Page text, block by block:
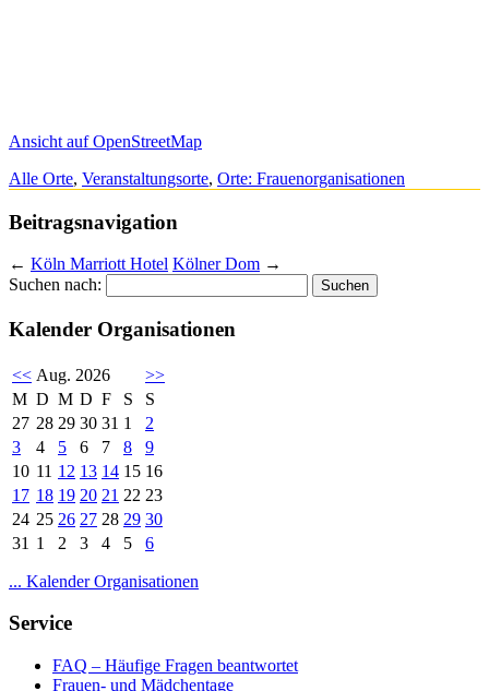
Ansicht auf OpenStreetMap
Alle Orte, Veranstaltungsorte, Orte: Frauenorganisationen
Beitragsnavigation
← Köln Marriott Hotel Kölner Dom →
Suchen nach:
Kalender Organisationen
<< Aug. 2026
>>
M D M D F S
S
27 28 29 30 31 1
2
3
4 5 6 7 8
9
10 11 12 13 14 15 16
17 18 19 20 21 22 23
24 25 26 27 28 29 30
31 1 2 3 4 5 6
... Kalender Organisationen
Service
FAQ – Häufige Fragen beantwortet
Frauen- und Mädchentage